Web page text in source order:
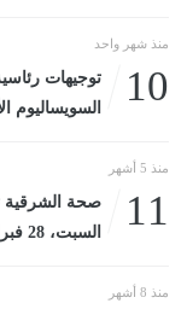
منذ شهر واحد
10
توجيهات
السويساليوم الأحد، 28 يونيو
منذ 5 أشهر
11
السبت، 28 فبراير 2026 09:18 مـ
منذ 8 أشهر